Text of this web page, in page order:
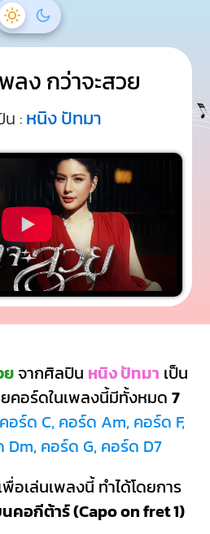
ลง กว่าจะสวย
: หนิง ปัทมา
ย จากศิลปิน หนิง ปัทมา เป็น
คอร์ดในเพลงนี้มีทั้งหมด 7
คอร์ด C, คอร์ด Am, คอร์ด F,
Dm, คอร์ด G, คอร์ด D7
อเล่นเพลงนี้ ทำได้โดยการ
คอกีต้าร์ (Capo on fret 1)